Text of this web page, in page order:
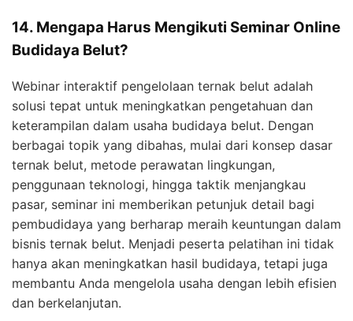
14. Mengapa Harus Mengikuti Seminar Online
Budidaya Belut?
Webinar interaktif pengelolaan ternak belut adalah
solusi tepat untuk meningkatkan pengetahuan dan
keterampilan dalam usaha budidaya belut. Dengan
berbagai topik yang dibahas, mulai dari konsep dasar
ternak belut, metode perawatan lingkungan,
penggunaan teknologi, hingga taktik menjangkau
pasar, seminar ini memberikan petunjuk detail bagi
pembudidaya yang berharap meraih keuntungan dalam
bisnis ternak belut. Menjadi peserta pelatihan ini tidak
hanya akan meningkatkan hasil budidaya, tetapi juga
membantu Anda mengelola usaha dengan lebih efisien
dan berkelanjutan.